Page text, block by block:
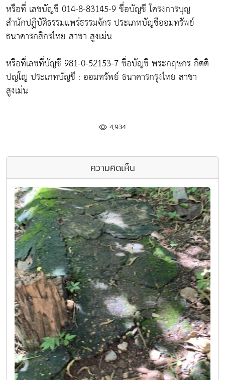
หรือที่ เลขบัญชี 014-8-83145-9 ชื่อบัญชี โครงการบุญ
สำนักปฏิบัติธรรมแพร่ธรรมจักร ประเภทบัญชีออมทรัพย์
ธนาคารกสิกรไทย สาขา สูงเม่น
หรือที่เลขที่บัญชี 981-0-52153-7 ชื่อบัญชี พระกฤษกร กิตติ
ปญโญ ประเภทบัญชี : ออมทรัพย์ ธนาคารกรุงไทย สาขา
สูงเม่น
4,934
ความคิดเห็น